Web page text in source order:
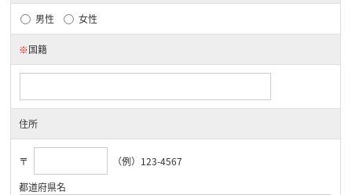
男性 女性
※国籍
住所
〒
（例）123-4567
都道府県名